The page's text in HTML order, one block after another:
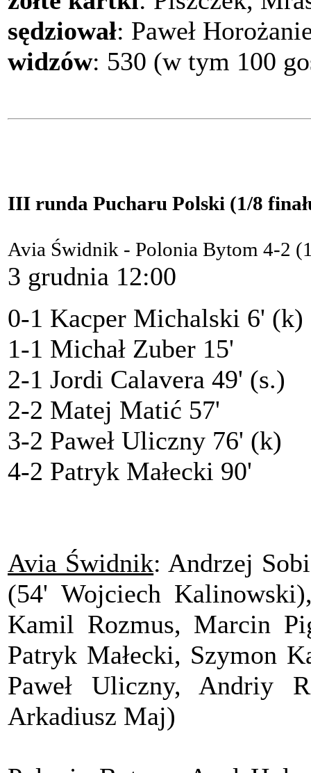
sędziował: Paweł
widzów: 530 (w tym 100
III runda Pucharu Polski (1/8
Avia Świdnik - Polonia Bytom 4-2
3 grudnia 12:00
0-1 Kacper Michalski 6' (k)
1-1 Michał Zuber 15'
2-1 Jordi Calavera 49' (s.)
2-2 Matej Matić 57'
3-2 Paweł Uliczny 76' (k)
4-2 Patryk Małecki 90'
Avia Świdnik: Andrzej
(54' Wojciech
Kamil Rozmus, Marcin
Patryk Małecki, Szymon
Paweł Uliczny, Andriy
Arkadiusz Maj)